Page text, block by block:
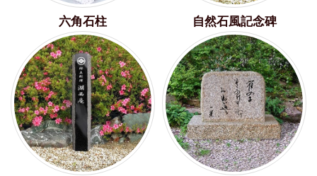
六角石柱 自然石風記念碑